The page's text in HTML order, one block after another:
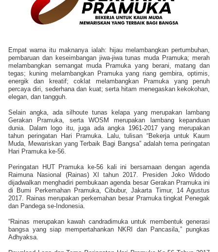
Empat warna itu maknanya ialah: hijau melambangkan pertumbuhan,
pembaruan dan keseimbangan jiwa-jiwa tunas muda Pramuka; merah
melambangkan semangat muda Pramuka yang berani, matang dan
tegas; kuning melambangkan Pramuka yang riang gembira, optimis,
energik dan kreatif; coklat melambangkan Pramuka yang penuh
percaya diri, sederhana dan kuat; serta hitam menegaskan kekokohan,
elegan, dan tangguh.
Selain angka, ada silhoute tunas kelapa yang merupakan lambang
Gerakan Pramuka, serta WOSM merupakan lambang kepanduan
dunia. Dalam logo itu, juga ada angka 1961-2017 yang merupakan
tahun peringatan Hari Pramuka. Lalu, tulisan “Bekerja untuk Kaum
Muda, Mewariskan yang Terbaik Bagi Bangsa” adalah tema peringatan
Hari Pramuka ke-56.
Peringatan HUT Pramuka ke-56 kali ini bersamaan dengan agenda
Raimuna Nasional (Rainas) XI tahun 2017. Presiden Joko Widodo
dijadwalkan menghadiri pembukaan agenda besar Gerakan Pramuka ini
di Bumi Perkemahan Pramuka, Cibubur, Jakarta Timur, 14 Agustus
2017. Rainas merupakan perkemahan besar Pramuka tingkat Penegak
dan Pandega se-Indonesia.
“Rainas merupakan kawah candradimuka untuk membentuk generasi
bangsa yang siap mempertahankan NKRI dan Pancasila,” pungkas
Adhyaksa.